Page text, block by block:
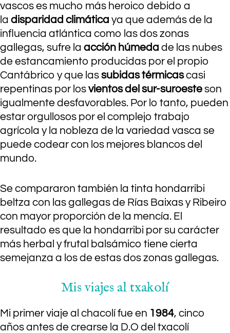
vascos es mucho más heroico debido a
la disparidad climática ya que además de la
influencia atlántica como las dos zonas
gallegas, sufre la acción húmeda de las nubes
de estancamiento producidas por el propio
Cantábrico y que lassubidas térmicascasi
repentinas por losvientos del sur-suroesteson
igualmente desfavorables. Por lo tanto, pueden
estar orgullosos por el complejo trabajo
agrícola y la nobleza de la variedad vasca se
puede codear con los mejores blancos del
mundo.
Se compararon también la tinta hondarribi
beltza con las gallegas de Rías Baixas y Ribeiro
con mayor proporción de la mencía. El
resultado es que la hondarribi por su carácter
más herbal y frutal balsámico tiene cierta
semejanza a los de estas dos zonas gallegas.
Mis viajes al txakolí
Mi primer viaje al chacolí fue en 1984, cinco
años antes de crearse la D.O del txacolí